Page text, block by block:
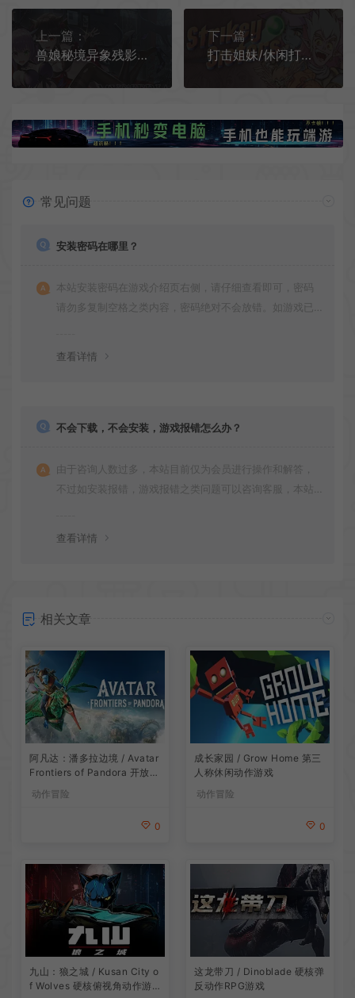
上一篇：
兽娘秘境异象残影/暗黑童话动作游戏 Mysteria Occult Shadows 下载
下一篇：
打击姐妹/休闲打砖块动作游戏 Strikey Sisters 下载
常见问题
安装密码在哪里？
本站安装密码在游戏介绍页右侧，请仔细查看即可，密码
请勿多复制空格之类内容，密码绝对不会放错。如游戏已
查看详情
不会下载，不会安装，游戏报错怎么办？
由于咨询人数过多，本站目前仅为会员进行操作和解答，
不过如安装报错，游戏报错之类问题可以咨询客服，本站
查看详情
相关文章
阿凡达：潘多拉边境 / Avatar
Frontiers of Pandora 开放世
动作冒险
0
成长家园 / Grow Home 第三
人称休闲动作游戏
动作冒险
0
九山：狼之城 / Kusan City o
f Wolves 硬核俯视角动作游
这龙带刀 / Dinoblade 硬核弹
反动作RPG游戏